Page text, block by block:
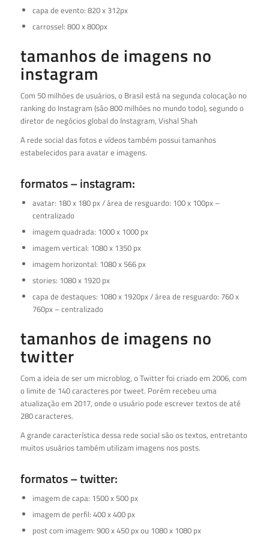
capa de evento: 820 x 312px
carrossel: 800 x 800px
tamanhos de imagens no
instagram
Com 50 milhões de usuários, o Brasil está na segunda colocação no
ranking do Instagram (são 800 milhões no mundo todo), segundo o
diretor de negócios global do Instagram, Vishal Shah
A rede social das fotos e vídeos também possui tamanhos
estabelecidos para avatar e imagens.
formatos – instagram:
avatar: 180 x 180 px / área de resguardo: 100 x 100px –
centralizado
imagem quadrada: 1000 x 1000 px
imagem vertical: 1080 x 1350 px
imagem horizontal: 1080 x 566 px
stories: 1080 x 1920 px
capa de destaques: 1080 x 1920px / área de resguardo: 760 x
760px – centralizado
tamanhos de imagens no
twitter
Com a ideia de ser um microblog, o Twitter foi criado em 2006, com
o limite de 140 caracteres por tweet. Porém recebeu uma
atualização em 2017, onde o usuário pode escrever textos de até
280 caracteres.
A grande característica dessa rede social são os textos, entretanto
muitos usuários também utilizam imagens nos posts.
formatos – twitter:
imagem de capa: 1500 x 500 px
imagem de perfil: 400 x 400 px
post com imagem: 900 x 450 px ou 1080 x 1080 px